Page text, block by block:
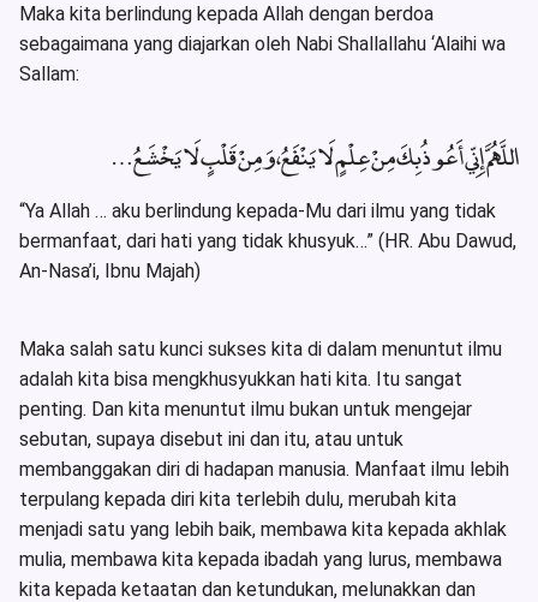
Maka kita berlindung kepada Allah dengan berdoa
sebagaimana yang diajarkan oleh Nabi Shallallahu ‘Alaihi wa
Sallam:
اللَّهُمَّ إِنِّي أَعُوذُ بِكَ مِنْ عِلْمٍ لَا يَنْفَعُ، وَمِنْ قَلْبٍ لَا يَخْشَعُ…
“Ya Allah … aku berlindung kepada-Mu dari ilmu yang tidak
bermanfaat, dari hati yang tidak khusyuk…” (HR. Abu Dawud,
An-Nasa’i, Ibnu Majah)
Maka salah satu kunci sukses kita di dalam menuntut ilmu
adalah kita bisa mengkhusyukkan hati kita. Itu sangat
penting. Dan kita menuntut ilmu bukan untuk mengejar
sebutan, supaya disebut ini dan itu, atau untuk
membanggakan diri di hadapan manusia. Manfaat ilmu lebih
terpulang kepada diri kita terlebih dulu, merubah kita
menjadi satu yang lebih baik, membawa kita kepada akhlak
mulia, membawa kita kepada ibadah yang lurus, membawa
kita kepada ketaatan dan ketundukan, melunakkan dan